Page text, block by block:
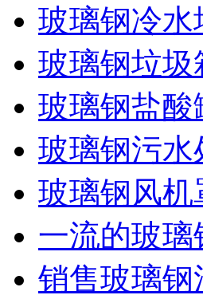
玻璃钢冷
玻璃钢垃
玻璃钢盐
玻璃钢污
玻璃钢风
一流的玻
销售玻璃